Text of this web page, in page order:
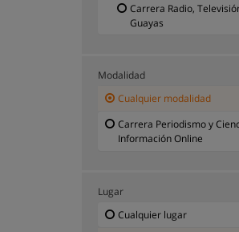
Carrera Radio,
Guayas
Modalidad
Cualquier modalidad
Carrera Periodismo y
Información Online
Lugar
Cualquier lugar